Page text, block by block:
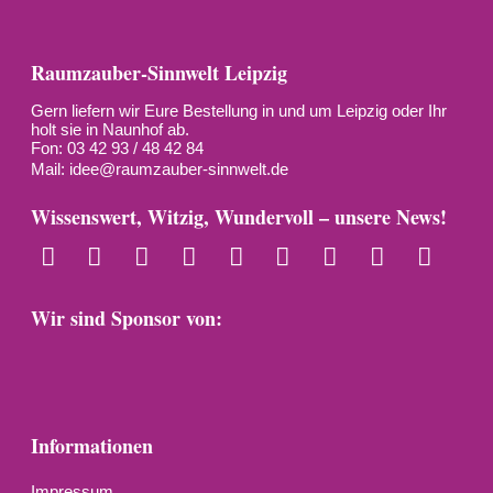
Raumzauber-Sinnwelt Leipzig
Gern liefern wir Eure Bestellung in und um Leipzig oder Ihr
holt sie in Naunhof ab.
Fon: 03 42 93 / 48 42 84
Mail: idee@raumzauber-sinnwelt.de
Wissenswert, Witzig, Wundervoll – unsere News!
Wir sind Sponsor von:
Informationen